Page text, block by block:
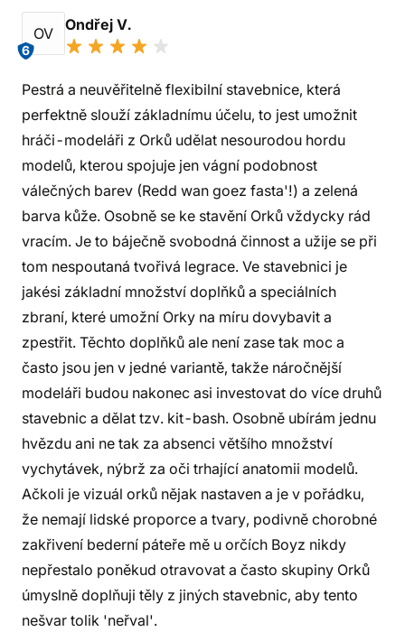
OV
6
Ondřej V.
Pestrá a neuvěřitelně flexibilní stavebnice, která
perfektně slouží základnímu účelu, to jest umožnit
hráči-modeláři z Orků udělat nesourodou hordu
modelů, kterou spojuje jen vágní podobnost
válečných barev (Redd wan goez fasta'!) a zelená
barva kůže. Osobně se ke stavění Orků vždycky rád
vracím. Je to báječně svobodná činnost a užije se při
tom nespoutaná tvořivá legrace. Ve stavebnici je
jakési základní množství doplňků a speciálních
zbraní, které umožní Orky na míru dovybavit a
zpestřit. Těchto doplňků ale není zase tak moc a
často jsou jen v jedné variantě, takže náročnější
modeláři budou nakonec asi investovat do více druhů
stavebnic a dělat tzv. kit-bash. Osobně ubírám jednu
hvězdu ani ne tak za absenci většího množství
vychytávek, nýbrž za oči trhající anatomii modelů.
Ačkoli je vizuál orků nějak nastaven a je v pořádku,
že nemají lidské proporce a tvary, podivně chorobné
zakřivení bederní páteře mě u orčích Boyz nikdy
nepřestalo poněkud otravovat a často skupiny Orků
úmyslně doplňuji těly z jiných stavebnic, aby tento
nešvar tolik 'neřval'.